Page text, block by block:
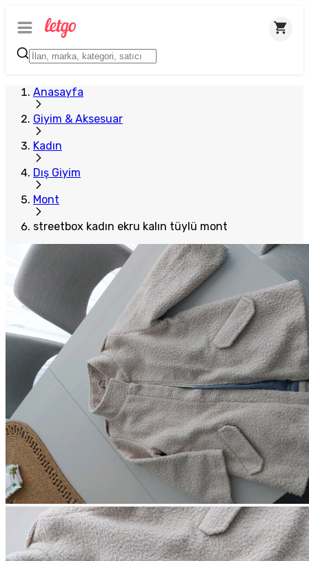
Anasayfa
Giyim & Aksesuar
Kadın
Dış Giyim
Mont
streetbox kadın ekru kalın tüylü mont